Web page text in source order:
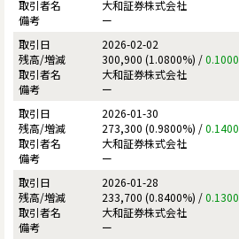
大和証券株式会社
ー
2026-02-02
300,900 (1.0800%) /0.1000
大和証券株式会社
ー
2026-01-30
273,300 (0.9800%) /0.1400
大和証券株式会社
ー
2026-01-28
233,700 (0.8400%) /0.1300
大和証券株式会社
ー